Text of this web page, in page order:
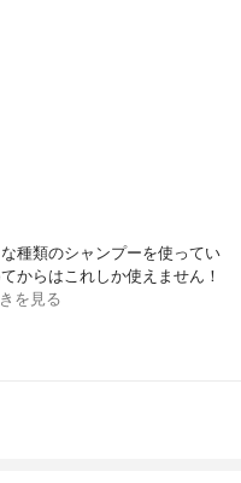
種類のシャンプーを使ってい
からはこれしか使えません！
を見る